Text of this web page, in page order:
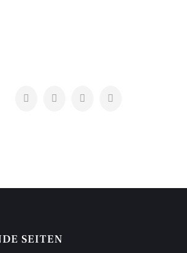
FacebookTwitter LinkedIn
SEITEN